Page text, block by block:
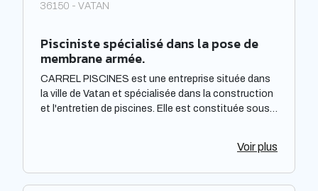
36150 - VATAN
Pisciniste spécialisé dans la pose de
membrane armée.
CARREL PISCINES est une entreprise située dans
la ville de Vatan et spécialisée dans la construction
et l'entretien de piscines. Elle est constituée sous
elle offre des prestations de qualité pour répondre
disposition de ses clients un savoir-faire et une
Voir plus